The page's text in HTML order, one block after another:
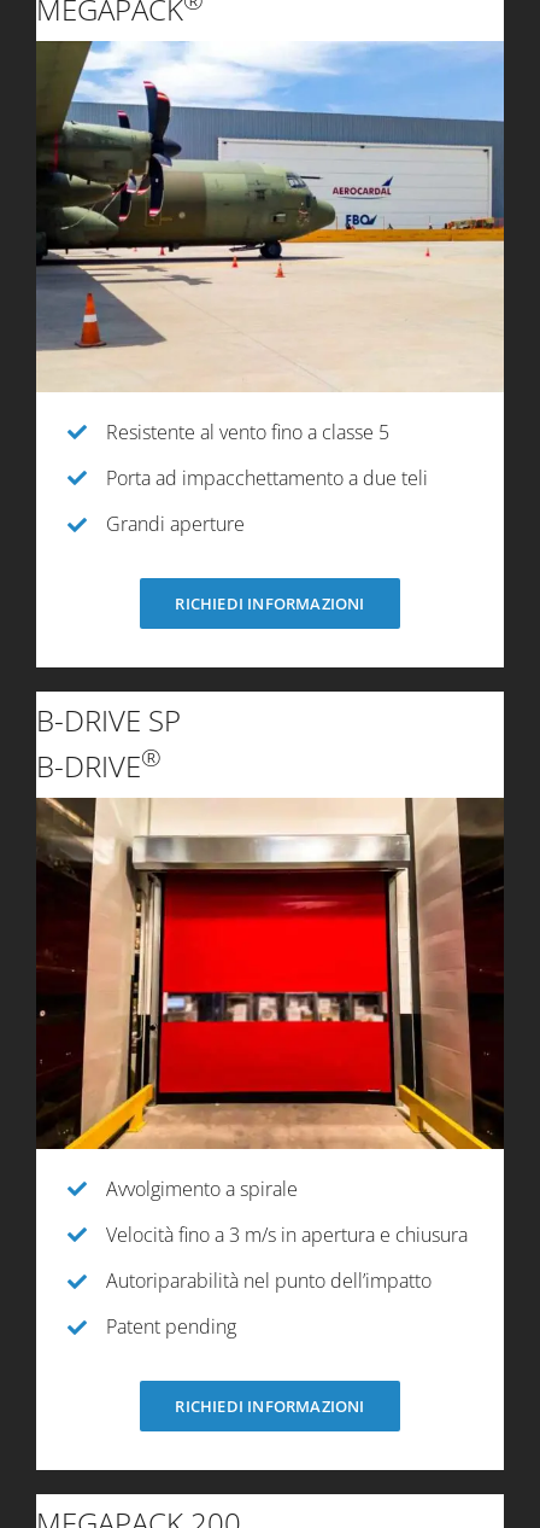
MEGAPACK
Resistente al vento fino a classe 5
Porta ad impacchettamento a due teli
Grandi aperture
RICHIEDI INFORMAZIONI
B-DRIVE SP
B-DRIVE®
Avvolgimento a spirale
Velocità fino a 3 m/s in apertura e chiusura
Autoriparabilità nel punto dell’impatto
Patent pending
RICHIEDI INFORMAZIONI